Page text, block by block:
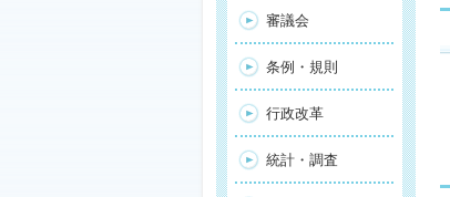
審議会
条例・規則
行政改革
統計・調査